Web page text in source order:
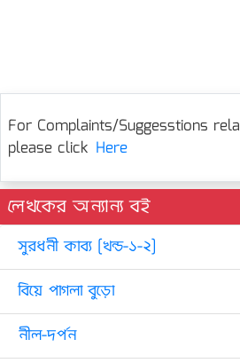
For Complaints/Suggesstions
please click Here
লেখকের অন্যান্য বই
সুরধনী কাব্য [খন্ড-১-২]
বিয়ে পাগলা বুড়ো
নীল-দর্পন